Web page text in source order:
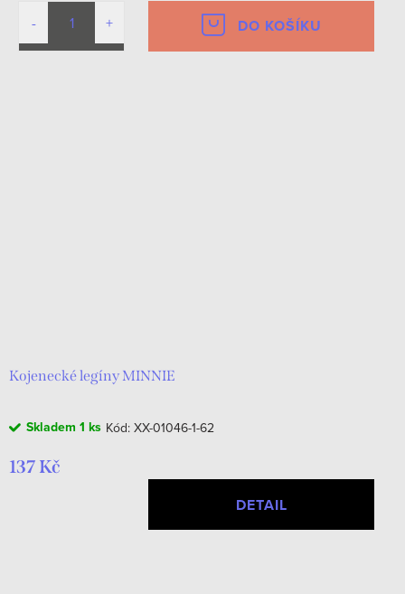
DO KOŠÍKU
Kojenecké legíny MINNIE
Skladem 1 ks Kód: XX-01046-1-62
137 Kč
DETAIL